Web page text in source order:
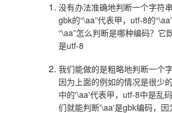
没有办法准确地判断一个字符
gbk的“\aa”代表甲，utf-8的
“\aa”怎么判断是哪种编码？它
是utf-8
我们能做的是粗略地判断一个
因为上面的例如的情况是很少
中的'\aa'代表甲，utf-8中是乱
们就能判断'\aa'是gbk编码，因